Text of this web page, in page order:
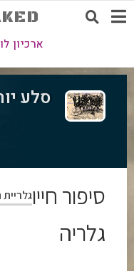
ארכיון
סלע
סיפור חייו
גלריה